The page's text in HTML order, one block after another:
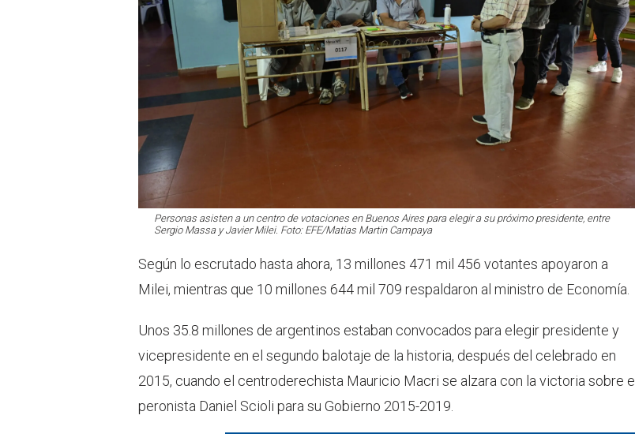
Personas asisten a un centro de votaciones en Buenos Aires para elegir a su próximo presidente, entre
Sergio Massa y Javier Milei. Foto: EFE/Matias Martin Campaya
Según lo escrutado hasta ahora, 13 millones 471 mil 456 votantes apoyaron a
Milei, mientras que 10 millones 644 mil 709 respaldaron al ministro de Economía.
Unos 35.8 millones de argentinos estaban convocados para elegir presidente y
vicepresidente en el segundo balotaje de la historia, después del celebrado en
2015, cuando el centroderechista Mauricio Macri se alzara con la victoria sobre el
peronista Daniel Scioli para su Gobierno 2015-2019.